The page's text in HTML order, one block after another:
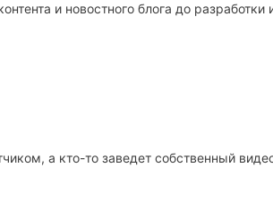
и новостного блога до разработки
а кто-то заведет собственный